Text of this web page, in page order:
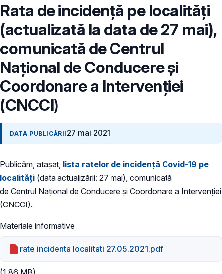
Rata de incidență pe localități
(actualizată la data de 27 mai),
comunicată de Centrul
Național de Conducere și
Coordonare a Intervenției
(CNCCI)
DATA PUBLICĂRII 27 mai 2021
Publicăm, atașat, lista ratelor de incidență Covid-19 pe
localități (data actualizării: 27 mai), comunicată
de Centrul Național de Conducere și Coordonare a Intervenției
(CNCCI).
Materiale informative
rate incidenta localitati 27.05.2021.pdf
(1.86 MB)